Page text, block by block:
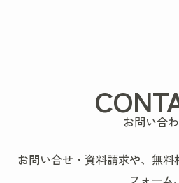
お問い合
お問い合せ・資料請求や、無料
フォーム、